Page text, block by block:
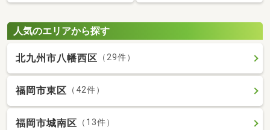
人気のエリアから探す
北九州市八幡西区 （29件）
福岡市東区 （42件）
福岡市城南区 （13件）